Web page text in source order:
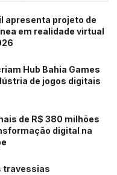
o sucesso da
para quem tem
rentável e com
os graus (técnico,
R$ 120 mil
1,5 milhão
apresenta projeto de
em realidade virtual
Hub Bahia Games
de jogos digitais
de R$ 380 milhões
digital na
travessias